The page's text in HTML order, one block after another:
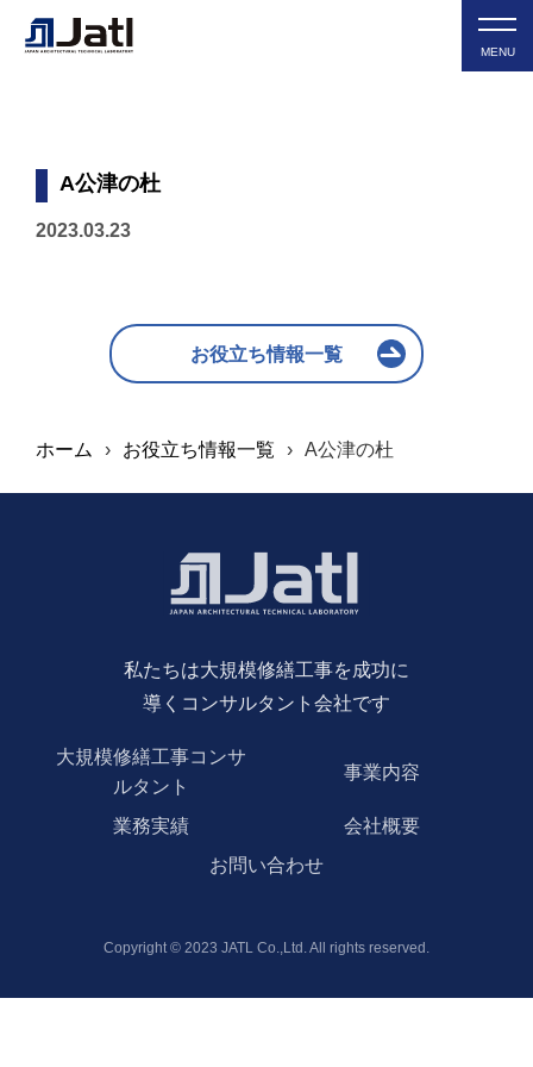
MENU
A公津の杜
2023.03.23
お役立ち情報一覧
ホーム › お役立ち情報一覧 › A公津の杜
私たちは大規模修繕工事を成功に
導くコンサルタント会社です
大規模修繕工事コンサ
ルタント
事業内容
業務実績
会社概要
お問い合わせ
Copyright © 2023 JATL Co.,Ltd. All rights reserved.